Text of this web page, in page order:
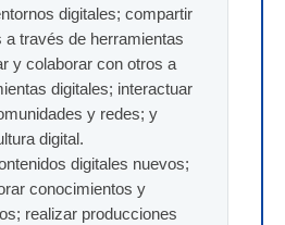
digitales; compartir
a través de herramientas
y colaborar con otros a
digitales; interactuar
y redes; y
digital.
digitales nuevos;
conocimientos y
realizar producciones